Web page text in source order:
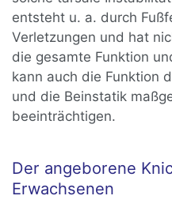
entsteht u. a. durch
Verletzungen und hat
die gesamte Funktion
kann auch die Funktion
und die Beinstatik
beeinträchtigen.
Der angeborene
Erwachsenen